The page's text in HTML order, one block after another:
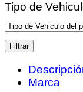
Tipo de
Filtrar
Marca